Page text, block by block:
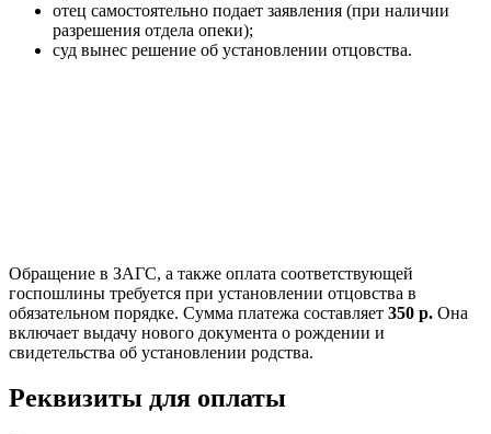
отец самостоятельно подает заявления (при наличии
разрешения отдела опеки);
суд вынес решение об установлении отцовства.
Обращение в ЗАГС, а также оплата соответствующей
госпошлины требуется при установлении отцовства в
обязательном порядке. Сумма платежа составляет 350 р. Она
включает выдачу нового документа о рождении и
свидетельства об установлении родства.
Реквизиты для оплаты